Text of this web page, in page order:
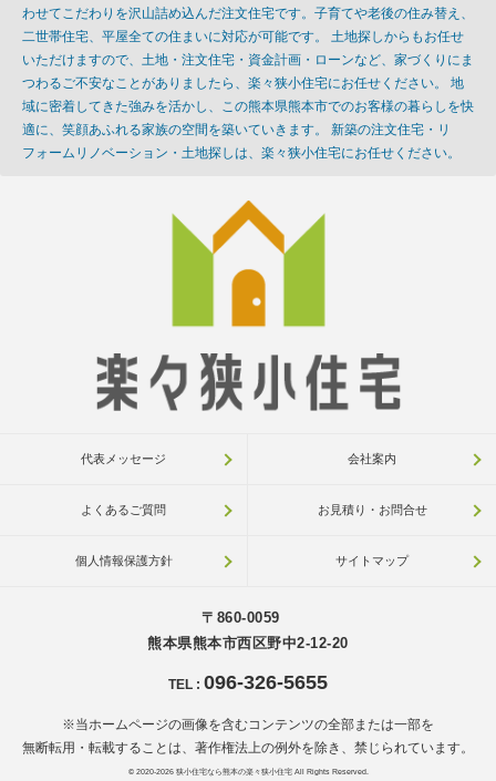
わせてこだわりを沢山詰め込んだ注文住宅です。子育てや老後の住み替え、
二世帯住宅、平屋全ての住まいに対応が可能です。 土地探しからもお任せ
いただけますので、土地・注文住宅・資金計画・ローンなど、家づくりにま
つわるご不安なことがありましたら、楽々狭小住宅にお任せください。 地
域に密着してきた強みを活かし、この熊本県熊本市でのお客様の暮らしを快
適に、笑顔あふれる家族の空間を築いていきます。 新築の注文住宅・リ
フォームリノベーション・土地探しは、楽々狭小住宅にお任せください。
代表メッセージ 会社案内
よくあるご質問 お見積り・お問合せ
個人情報保護方針 サイトマップ
〒860-0059
熊本県熊本市西区野中2-12-20
TEL : 096-326-5655
※当ホームページの画像を含むコンテンツの全部または一部を
無断転用・転載することは、著作権法上の例外を除き、禁じられています。
© 2020-2026 狭小住宅なら熊本の楽々狭小住宅All Rights Reserved.